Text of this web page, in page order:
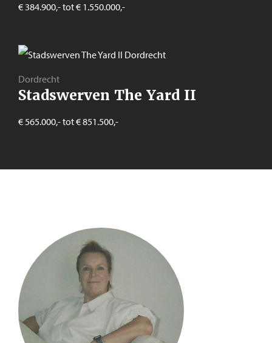
€ 384.900,- tot € 1.550.000,-
Dordrecht
Stadswerven The Yard II
€ 565.000,- tot € 851.500,-